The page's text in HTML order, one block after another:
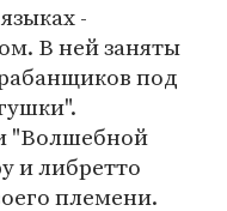
-
В ней заняты
под
"Волшебной
и либретто
племени.